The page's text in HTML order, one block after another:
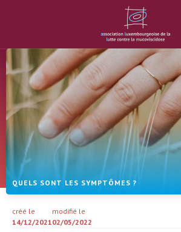
L’ALLM
LA MUCOVISCIDOSE
PROJETS
DONS
ACTUALITÉS
AGENDA
MATÉRIEL
PLUS
QUELS SONT LES SYMPTÔMES ?
créé le
14/12/2021
modifié le
02/05/2022